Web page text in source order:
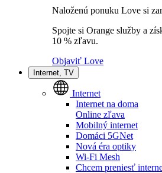
Naloženú ponuku Love si
Spojte si Orange služby a
10 % zľavu.
Objaviť Love
Internet, TV
Internet
Internet na doma
Online zľava
Mobilný internet
Domáci 5GNet
Nová éra optiky
Wi-Fi Mesh
Chcem preniesť